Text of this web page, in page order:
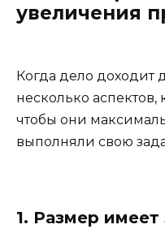
увеличения
Когда дело доходит
несколько аспектов,
чтобы они
выполняли свою
1. Размер имеет